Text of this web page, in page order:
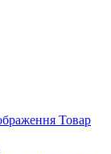
Товар